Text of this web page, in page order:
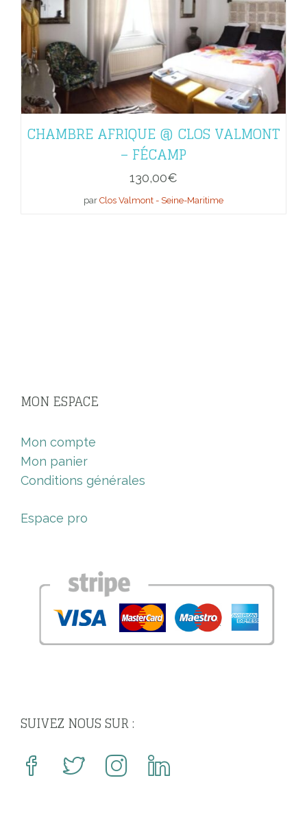
CHAMBRE AFRIQUE @ CLOS VALMONT
– FÉCAMP
130,00€
par Clos Valmont - Seine-Maritime
MON ESPACE
Mon compte
Mon panier
Conditions générales
Espace pro
SUIVEZ NOUS SUR :